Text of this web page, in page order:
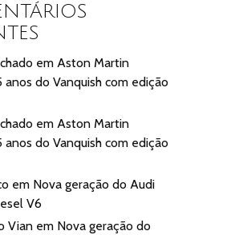
emAston Martin
anos do Vanquish com edição
emAston Martin
anos do Vanquish com edição
em Nova geração do Audi
V6
Vian em Nova geração do